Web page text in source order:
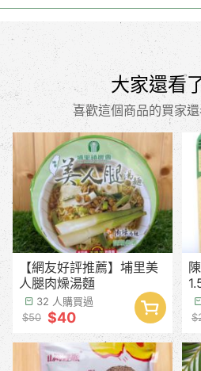
大家還看
喜歡這個商品的買家
【網友好評推薦】埔里美
人腿肉燥湯麵
32 人購買過
$50 $40